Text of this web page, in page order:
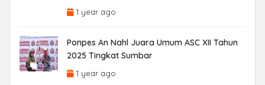
1 year ago
Ponpes An Nahl Juara Umum ASC XII Tahun
2025 Tingkat Sumbar
1 year ago